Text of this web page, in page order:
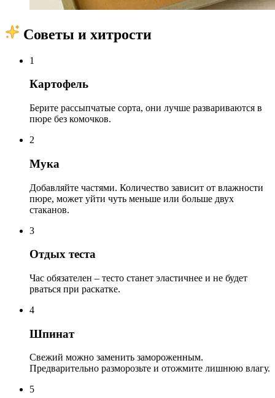
Советы и хитрости
1
Картофель
Берите рассыпчатые сорта, они лучше развариваются в
пюре без комочков.
2
Мука
Добавляйте частями. Количество зависит от влажности
пюре, может уйти чуть меньше или больше двух
стаканов.
3
Отдых теста
Час обязателен – тесто станет эластичнее и не будет
рваться при раскатке.
4
Шпинат
Свежий можно заменить замороженным.
Предварительно разморозьте и отожмите лишнюю влагу.
5